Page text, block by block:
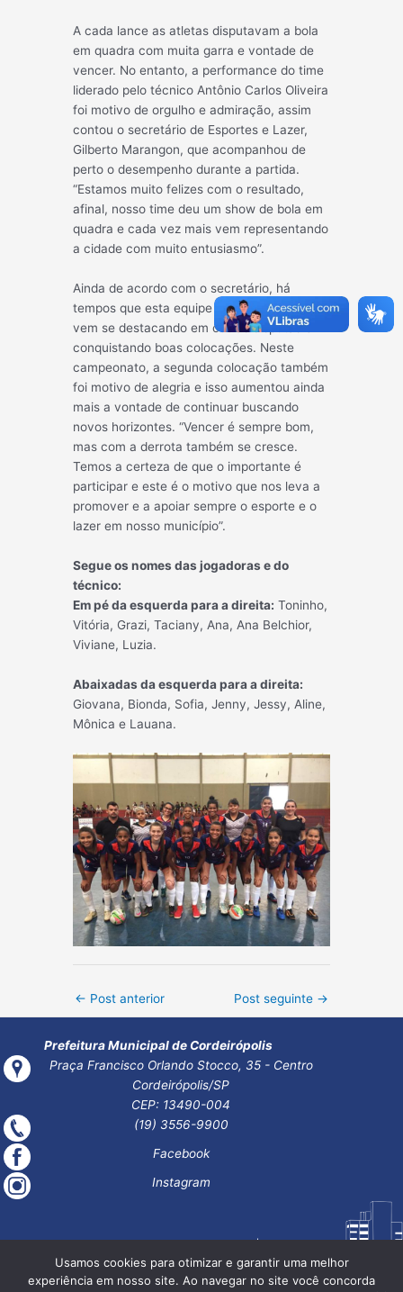
A cada lance as atletas disputavam a bola
em quadra com muita garra e vontade de
vencer. No entanto, a performance do time
liderado pelo técnico Antônio Carlos Oliveira
foi motivo de orgulho e admiração, assim
contou o secretário de Esportes e Lazer,
Gilberto Marangon, que acompanhou de
perto o desempenho durante a partida.
“Estamos muito felizes com o resultado,
afinal, nosso time deu um show de bola em
quadra e cada vez mais vem representando
a cidade com muito entusiasmo”.
Ainda de acordo com o secretário, há
tempos que esta equipe de futsal feminino
vem se destacando em outras disputas e
conquistando boas colocações. Neste
campeonato, a segunda colocação também
foi motivo de alegria e isso aumentou ainda
mais a vontade de continuar buscando
novos horizontes. “Vencer é sempre bom,
mas com a derrota também se cresce.
Temos a certeza de que o importante é
participar e este é o motivo que nos leva a
promover e a apoiar sempre o esporte e o
lazer em nosso município”.
Segue os nomes das jogadoras e do
técnico:
Em pé da esquerda para a direita: Toninho,
Vitória, Grazi, Taciany, Ana, Ana Belchior,
Viviane, Luzia.
Abaixadas da esquerda para a direita:
Giovana, Bionda, Sofia, Jenny, Jessy, Aline,
Mônica e Lauana.
Post
← Post anterior Post seguinte →
Prefeitura Municipal de Cordeirópolis
Praça Francisco Orlando Stocco, 35 - Centro
Cordeirópolis/SP
CEP: 13490-004
(19) 3556-9900
Facebook
Instagram
Usamos cookies para otimizar e garantir uma melhor
experiência em nosso site. Ao navegar no site você concorda